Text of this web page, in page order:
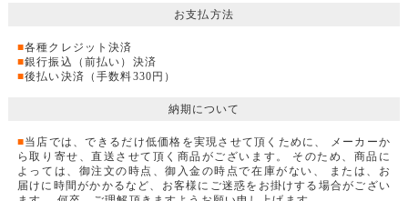
お支払方法
■各種クレジット決済
■銀行振込（前払い）決済
■後払い決済（手数料330円）
納期について
■当店では、できるだけ低価格を実現させて頂くために、 メーカーか
ら取り寄せ、直送させて頂く商品がございます。 そのため、商品に
よっては、御注文の時点、御入金の時点で在庫がない、 または、お
届けに時間がかかるなど、お客様にご迷惑をお掛けする場合がござい